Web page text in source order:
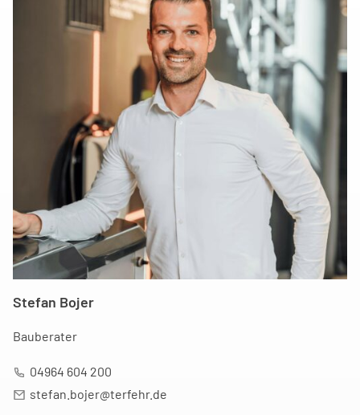
Stefan Bojer
Bauberater
04964 604 200
stefan.bojer@terfehr.de